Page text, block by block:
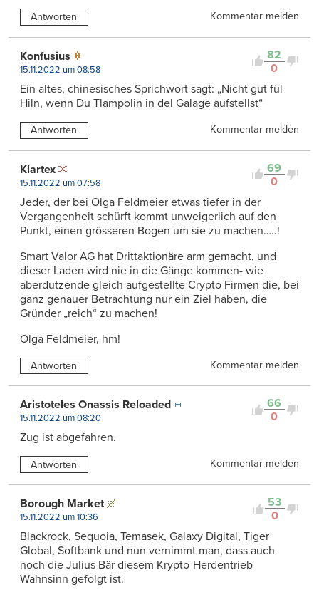
Antworten Kommentar melden
82
0
Konfusius
15.11.2022 um 08:58
Ein altes, chinesisches Sprichwort sagt: „Nicht gut fül
Hiln, wenn Du Tlampolin in del Galage aufstellst“
Antworten Kommentar melden
69
0
Klartex
15.11.2022 um 07:58
Jeder, der bei Olga Feldmeier etwas tiefer in der
Vergangenheit schürft kommt unweigerlich auf den
Punkt, einen grösseren Bogen um sie zu machen…..!
Smart Valor AG hat Drittaktionäre arm gemacht, und
dieser Laden wird nie in die Gänge kommen- wie
aberdutzende gleich aufgestellte Crypto Firmen die, bei
ganz genauer Betrachtung nur ein Ziel haben, die
Gründer „reich“ zu machen!
Olga Feldmeier, hm!
Antworten Kommentar melden
66
0
Aristoteles Onassis Reloaded
15.11.2022 um 08:20
Zug ist abgefahren.
Antworten Kommentar melden
53
0
Borough Market
15.11.2022 um 10:36
Blackrock, Sequoia, Temasek, Galaxy Digital, Tiger
Global, Softbank und nun vernimmt man, dass auch
noch die Julius Bär diesem Krypto-Herdentrieb
Wahnsinn gefolgt ist.